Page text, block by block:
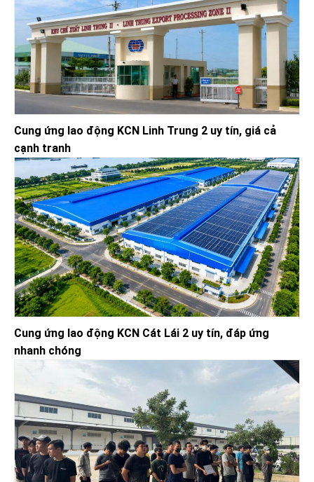
Cung ứng lao động KCN Linh Trung 2 uy tín, giá cả
cạnh tranh
Cung ứng lao động KCN Cát Lái 2 uy tín, đáp ứng
nhanh chóng